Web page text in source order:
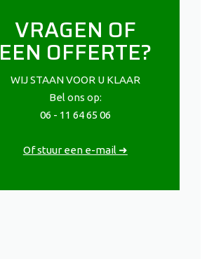
VRAGEN OF
EEN OFFERTE?
WIJ STAAN VOOR U KLAAR
Bel ons op:
06 - 11 64 65 06
Of stuur een e-mail ➜